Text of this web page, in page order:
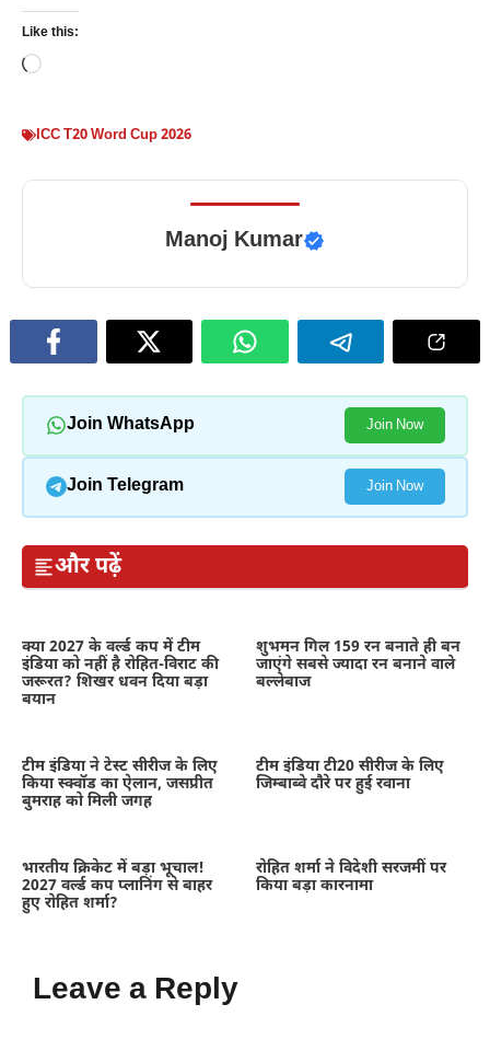
Like this:
Loading…
ICC T20 Word Cup 2026
Manoj Kumar
Join WhatsApp Join Now
Join Telegram Join Now
और पढ़ें
क्या 2027 के वर्ल्ड कप में टीम
इंडिया को नहीं है रोहित-विराट की
जरूरत? शिखर धवन दिया बड़ा
बयान
शुभमन गिल 159 रन बनाते ही बन
जाएंगे सबसे ज्यादा रन बनाने वाले
बल्लेबाज
टीम इंडिया ने टेस्ट सीरीज के लिए
किया स्क्वॉड का ऐलान, जसप्रीत
बुमराह को मिली जगह
टीम इंडिया टी20 सीरीज के लिए
जिम्बाब्वे दौरे पर हुई रवाना
भारतीय क्रिकेट में बड़ा भूचाल!
2027 वर्ल्ड कप प्लानिंग से बाहर
हुए रोहित शर्मा?
रोहित शर्मा ने विदेशी सरजमीं पर
किया बड़ा कारनामा
Leave a Reply